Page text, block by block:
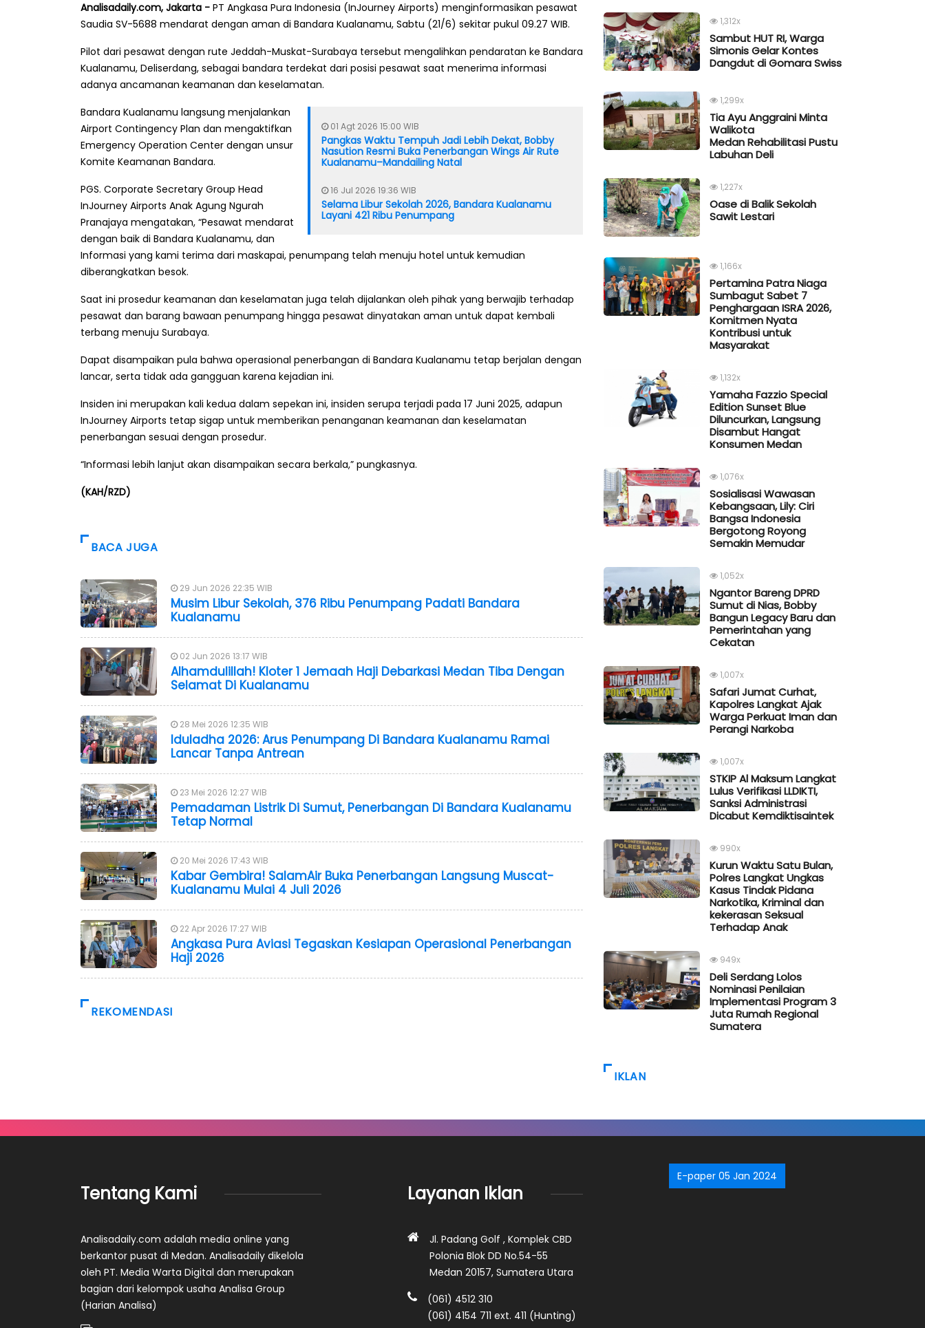
Analisadaily.com, Jakarta - PT Angkasa Pura Indonesia (InJourney Airports) menginformasikan pesawat
Saudia SV-5688 mendarat dengan aman di Bandara Kualanamu, Sabtu (21/6) sekitar pukul 09.27 WIB.
Pilot dari pesawat dengan rute Jeddah-Muskat-Surabaya tersebut mengalihkan pendaratan ke Bandara
Kualanamu, Deliserdang, sebagai bandara terdekat dari posisi pesawat saat menerima informasi
adanya ancamanan keamanan dan keselamatan.
01 Agt 2026 15:00 WIB
Pangkas Waktu Tempuh Jadi Lebih Dekat, Bobby
Nasution Resmi Buka Penerbangan Wings Air Rute
Kualanamu–Mandailing Natal
16 Jul 2026 19:36 WIB
Selama Libur Sekolah 2026, Bandara Kualanamu
Layani 421 Ribu Penumpang
Bandara Kualanamu langsung menjalankan
Airport Contingency Plan dan mengaktifkan
Emergency Operation Center dengan unsur
Komite Keamanan Bandara.
PGS. Corporate Secretary Group Head
InJourney Airports Anak Agung Ngurah
Pranajaya mengatakan, “Pesawat mendarat
dengan baik di Bandara Kualanamu, dan
Informasi yang kami terima dari maskapai, penumpang telah menuju hotel untuk kemudian
diberangkatkan besok.
Saat ini prosedur keamanan dan keselamatan juga telah dijalankan oleh pihak yang berwajib terhadap
pesawat dan barang bawaan penumpang hingga pesawat dinyatakan aman untuk dapat kembali
terbang menuju Surabaya.
Dapat disampaikan pula bahwa operasional penerbangan di Bandara Kualanamu tetap berjalan dengan
lancar, serta tidak ada gangguan karena kejadian ini.
Insiden ini merupakan kali kedua dalam sepekan ini, insiden serupa terjadi pada 17 Juni 2025, adapun
InJourney Airports tetap sigap untuk memberikan penanganan keamanan dan keselamatan
penerbangan sesuai dengan prosedur.
“Informasi lebih lanjut akan disampaikan secara berkala,” pungkasnya.
(KAH/RZD)
BACA JUGA
29 Jun 2026 22:35 WIB
Musim Libur Sekolah, 376 Ribu Penumpang Padati Bandara
Kualanamu
02 Jun 2026 13:17 WIB
Alhamdulillah! Kloter 1 Jemaah Haji Debarkasi Medan Tiba Dengan
Selamat Di Kualanamu
28 Mei 2026 12:35 WIB
Iduladha 2026: Arus Penumpang Di Bandara Kualanamu Ramai
Lancar Tanpa Antrean
23 Mei 2026 12:27 WIB
Pemadaman Listrik Di Sumut, Penerbangan Di Bandara Kualanamu
Tetap Normal
20 Mei 2026 17:43 WIB
Kabar Gembira! SalamAir Buka Penerbangan Langsung Muscat-
Kualanamu Mulai 4 Juli 2026
22 Apr 2026 17:27 WIB
Angkasa Pura Aviasi Tegaskan Kesiapan Operasional Penerbangan
Haji 2026
REKOMENDASI
1,312x
Sambut HUT RI, Warga
Simonis Gelar Kontes
Dangdut di Gomara Swiss
1,299x
Tia Ayu Anggraini Minta
Walikota
Medan Rehabilitasi Pustu
Labuhan Deli
1,227x
Oase di Balik Sekolah
Sawit Lestari
1,166x
Pertamina Patra Niaga
Sumbagut Sabet 7
Penghargaan ISRA 2026,
Komitmen Nyata
Kontribusi untuk
Masyarakat
1,132x
Yamaha Fazzio Special
Edition Sunset Blue
Diluncurkan, Langsung
Disambut Hangat
Konsumen Medan
1,076x
Sosialisasi Wawasan
Kebangsaan, Lily: Ciri
Bangsa Indonesia
Bergotong Royong
Semakin Memudar
1,052x
Ngantor Bareng DPRD
Sumut di Nias, Bobby
Bangun Legacy Baru dan
Pemerintahan yang
Cekatan
1,007x
Safari Jumat Curhat,
Kapolres Langkat Ajak
Warga Perkuat Iman dan
Perangi Narkoba
1,007x
STKIP Al Maksum Langkat
Lulus Verifikasi LLDIKTI,
Sanksi Administrasi
Dicabut Kemdiktisaintek
990x
Kurun Waktu Satu Bulan,
Polres Langkat Ungkas
Kasus Tindak Pidana
Narkotika, Kriminal dan
kekerasan Seksual
Terhadap Anak
949x
Deli Serdang Lolos
Nominasi Penilaian
Implementasi Program 3
Juta Rumah Regional
Sumatera
IKLAN
Tentang Kami
Analisadaily.com adalah media online yang
berkantor pusat di Medan. Analisadaily dikelola
oleh PT. Media Warta Digital dan merupakan
bagian dari kelompok usaha Analisa Group
(Harian Analisa)
Layanan Iklan
Jl. Padang Golf , Komplek CBD
Polonia Blok DD No.54-55
Medan 20157, Sumatera Utara
(061) 4512 310
(061) 4154 711 ext. 411 (Hunting)
E-paper 05 Jan 2024